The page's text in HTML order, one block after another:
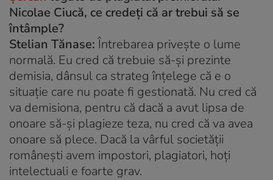
Nicolae Ciucă, ce credeți că ar trebui să se
întâmple?
Stelian Tănase:Întrebarea privește o lume
normală. Eu cred că trebuie să-și prezinte
demisia, dânsul ca strateg înțelege că e o
situație care nu poate fi gestionată. Nu cred că
va demisiona, pentru că dacă a avut lipsa de
onoare să-și plagieze teza, nu cred că va avea
onoare să plece. Dacă la vârful societății
românești avem impostori, plagiatori, hoți
intelectuali e foarte grav.